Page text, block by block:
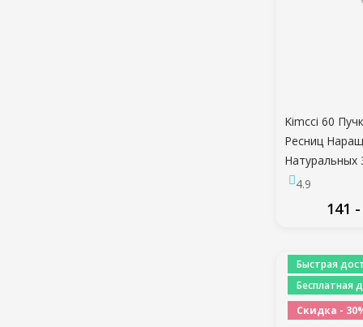
Kimcci 60
Ресниц
Натуральных
Объемных
Ресниц
Кластерные
4.9
141
Быстрая
Бесплатная
Скидка -